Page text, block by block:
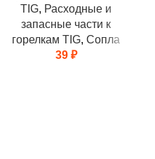
TIG, Расходные и
запасные части к
горелкам TIG, Сопла
39 ₽